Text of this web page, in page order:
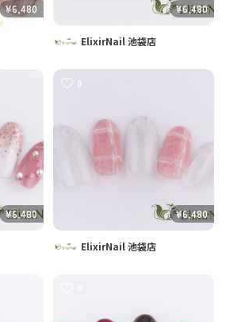
¥6,480 ¥6,480
ElixirNail 池袋店
¥6,480 ¥6,480
0
ElixirNail 池袋店